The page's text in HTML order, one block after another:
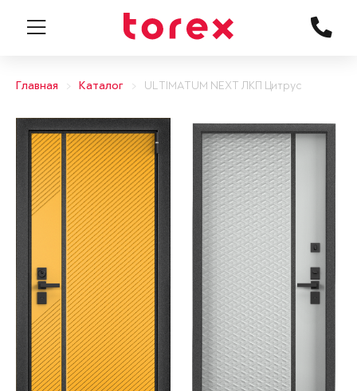
Главная Каталог ULTIMATUM NEXT ЛКП Цитрус